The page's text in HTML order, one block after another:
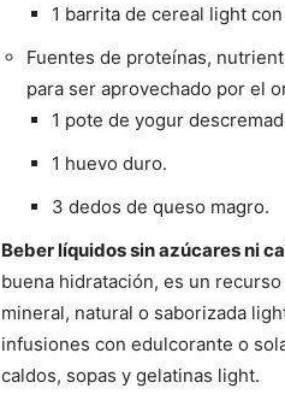
1 barrita de cereal light
Fuentes de proteínas,
para ser aprovechado por el
1 pote de yogur
1 huevo duro.
3 dedos de queso magro.
Beber líquidos sin azúcares ni
buena hidratación, es un
mineral, natural o saborizada
infusiones con edulcorante o
caldos, sopas y gelatinas light.